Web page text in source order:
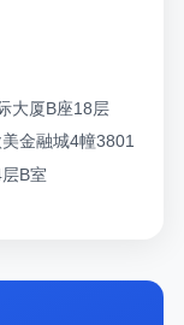
大厦B座18层
金融城4幢3801
B室